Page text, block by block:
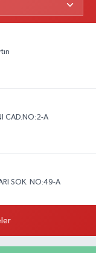
CAD.NO:2-A
SOK. NO:49-A